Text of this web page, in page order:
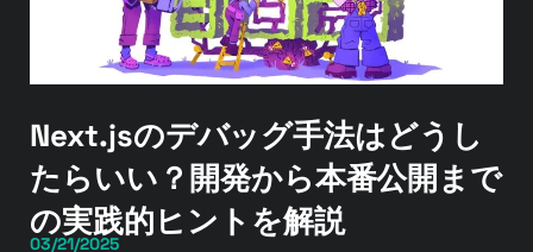
Next.jsのデバッグ手法はどうし
たらいい？開発から本番公開まで
の実践的ヒントを解説
03/21/2025